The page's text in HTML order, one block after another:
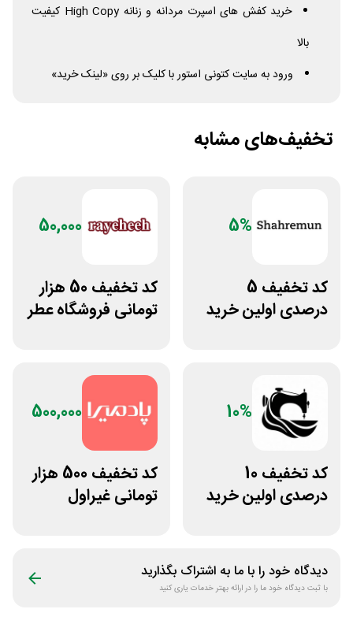
خرید کفش های اسپرت مردانه و زنانه
High Copy
کیفیت
بالا
ورود به سایت کتونی استور با کلیک بر روی «لینک خرید»
تخفیف‌های مشابه
5%
کد تخفیف 5
درصدی اولین خرید
50,000
کد تخفیف 50 هزار
تومانی فروشگاه عطر
10%
کد تخفیف 10
درصدی اولین خرید
500,000
کد تخفیف 500 هزار
تومانی غیراول
دیدگاه خود را با ما به اشتراک بگذارید
با ثبت دیدگاه خود ما را در ارائه بهتر خدمات یاری کنید